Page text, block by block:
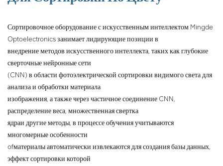
Сортировочное оборудование с искусственным интеллектом Mingde
Optoelectronics занимает лидирующие позиции в
внедрение методов искусственного интеллекта, таких как глубокие
сверточные нейронные сети
(CNN) в области фотоэлектрической сортировки видимого света для
анализа и обработки материала
изображения, а также через частичное соединение CNN,
распределение веса, множественная свертка
ядраи другие методы, в процессе обучения учитываются
многомерные особенности
ofматериалы автоматически извлекаются для создания базы данных,
эффект сортировки которой